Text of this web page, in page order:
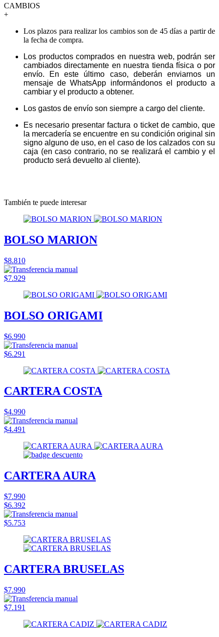
CAMBIOS
+
Los plazos para realizar los cambios son de 45 días a partir de
la fecha de compra.
Los productos comprados en nuestra web, podrán ser
cambiados directamente en nuestra tienda física o por
envío. En este último caso, deberán enviarnos un
mensaje de WhatsApp informándonos el producto a
cambiar y el producto a obtener.
Los gastos de envío son siempre a cargo del cliente.
Es necesario presentar factura o ticket de cambio, que
la mercadería se encuentre en su condición original sin
signo alguno de uso, en el caso de los calzados con su
caja (en caso contrario, no se realizará el cambio y el
producto será devuelto al cliente).
También te puede interesar
BOLSO MARION
$8.810
$7.929
BOLSO ORIGAMI
$6.990
$6.291
CARTERA COSTA
$4.990
$4.491
CARTERA AURA
$7.990
$6.392
$5.753
CARTERA BRUSELAS
$7.990
$7.191